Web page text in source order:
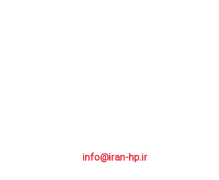
info@iran-hp.ir